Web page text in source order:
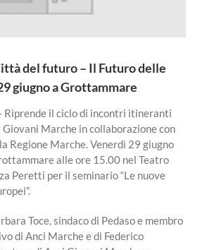
del futuro – Il Futuro delle
giugno a Grottammare
Riprende il ciclo di incontri itineranti
Marche in collaborazione con
Regione Marche. Venerdì 29 giugno
alle ore 15.00 nel Teatro
Peretti per il seminario “Le nuove
Toce, sindaco di Pedaso e membro
di Anci Marche e di Federico